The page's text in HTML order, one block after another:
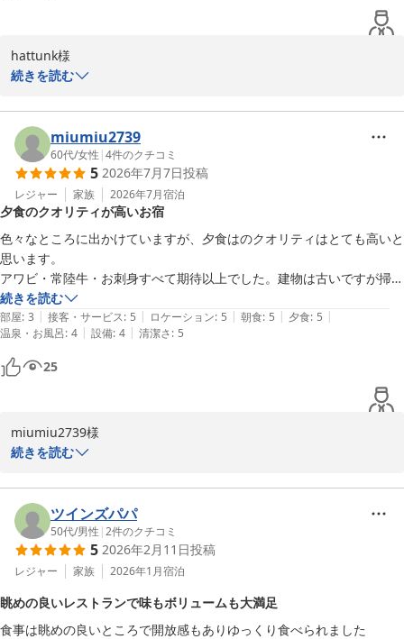
からの景色を あれは 海浜公園だとか色々 説明していただいたり　食事
中  何かと気遣っていただき大変ありがとうございました　写真は 朝食
のみです　これにご飯と涸沼まで採れた昆布と鰹節の天然出汁のお味噌
汁がつきます　広々としたお部屋　ジャグジー付きのお風呂や 食事の
hattunk様
誠にありがとうございます。
また、お食事や客室からの景色につきまして、
大変温かいお言葉を頂戴し、スタッフ一同感激しております。
夕食の海鮮おまかせコース、鯛の煮つけもキレイに召し上がってい
ただき
当館自慢の海の幸を存分にご堪能いただけたご様子で心より嬉しく
思います。
観光地のご案内など、ささやかなおもてなしではございますが、
お客様の心に残る思い出のお手伝いができまた嬉しく思います。
朝食のお写真まで掲載していただき、誠にありがとうございます。
次回お越しの際は、ぜひ夕食のお写真も撮影していただけるよう、
カメラのお写真もたくさん載せてくださいね
潮騒の宿　丸徳
潮騒の宿 丸徳
続きを読む
miumiu2739
60代/女性 |4件のクチコミ
5 2026年7月7日投稿
レジャー 家族 2026年7月宿泊
夕食のクオリティが高いお宿
色々なところに出かけていますが、夕食はのクオリティはとても高いと
思います。
アワビ・常陸牛・お刺身すべて期待以上でした。建物は古いですが掃除
が行き届いてました。
オーナーさんスタッフの方も感じよく良いお宿でした。また伺いたいと
思います。
続きを読む
部屋: 3 | 接客・サービス: 5 | ロケーション: 5 | 朝食: 5 | 夕食: 5 |
温泉・お風呂: 4 | 設備: 4 | 清潔さ: 5
25
miumiu2739様
ご利用いただきありがとうございます。
夕食につきまして、お褒めのお言葉をいただき大変光栄でございま
す。
どれも美味しい！とのお言葉まだ残っております。
で何よりです。
続きを読む
ツインズパパ
50代/男性 |2件のクチコミ
5 2026年2月11日投稿
レジャー 家族 2026年1月宿泊
眺めの良いレストランで味もボリュームも大満足
食事は眺めの良いところで開放感もありゆっくり食べられました